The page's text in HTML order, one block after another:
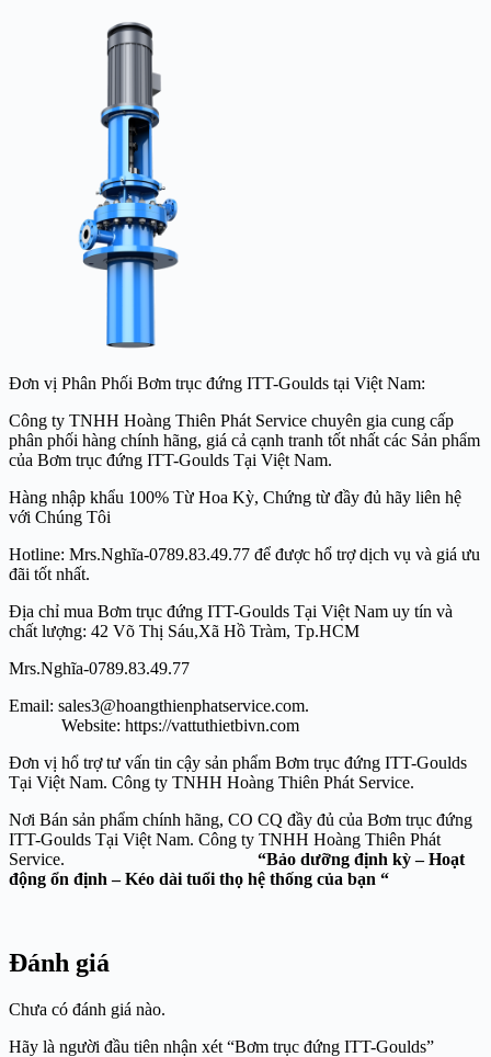
Đơn vị Phân Phối Bơm trục đứng ITT-Goulds tại Việt Nam:
Công ty TNHH Hoàng Thiên Phát Service chuyên gia cung cấp
phân phối hàng chính hãng, giá cả cạnh tranh tốt nhất các Sản phẩm
của Bơm trục đứng ITT-Goulds Tại Việt Nam.
Hàng nhập khẩu 100% Từ Hoa Kỳ, Chứng từ đầy đủ hãy liên hệ
với Chúng Tôi
Hotline: Mrs.Nghĩa-0789.83.49.77 để được hổ trợ dịch vụ và giá ưu
đãi tốt nhất.
Địa chỉ mua Bơm trục đứng ITT-Goulds Tại Việt Nam uy tín và
chất lượng: 42 Võ Thị Sáu,Xã Hồ Tràm, Tp.HCM
Mrs.Nghĩa-0789.83.49.77
Email: sales3@hoangthienphatservice.com.
Website: https://vattuthietbivn.com
Đơn vị hổ trợ tư vấn tin cậy sản phẩm Bơm trục đứng ITT-Goulds
Tại Việt Nam. Công ty TNHH Hoàng Thiên Phát Service.
Nơi Bán sản phẩm chính hãng, CO CQ đầy đủ của Bơm trục đứng
ITT-Goulds Tại Việt Nam. Công ty TNHH Hoàng Thiên Phát
Service. “Bảo dưỡng định kỳ – Hoạt
động ổn định – Kéo dài tuổi thọ hệ thống của bạn “
Đánh giá
Chưa có đánh giá nào.
Hãy là người đầu tiên nhận xét “Bơm trục đứng ITT-Goulds”